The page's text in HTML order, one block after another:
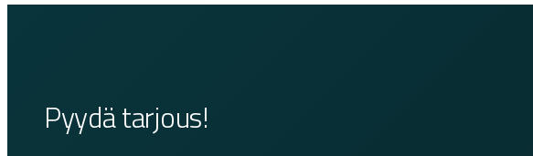
Pyydä tarjous!